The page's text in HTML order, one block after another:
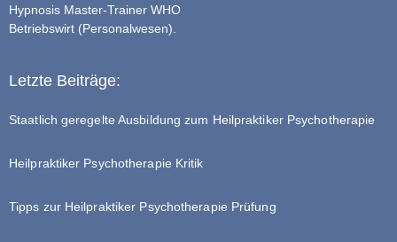
Hypnosis Master-Trainer WHO
Betriebswirt (Personalwesen).
Letzte Beiträge:
Staatlich geregelte Ausbildung zum Heilpraktiker Psychotherapie
Heilpraktiker Psychotherapie Kritik
Tipps zur Heilpraktiker Psychotherapie Prüfung